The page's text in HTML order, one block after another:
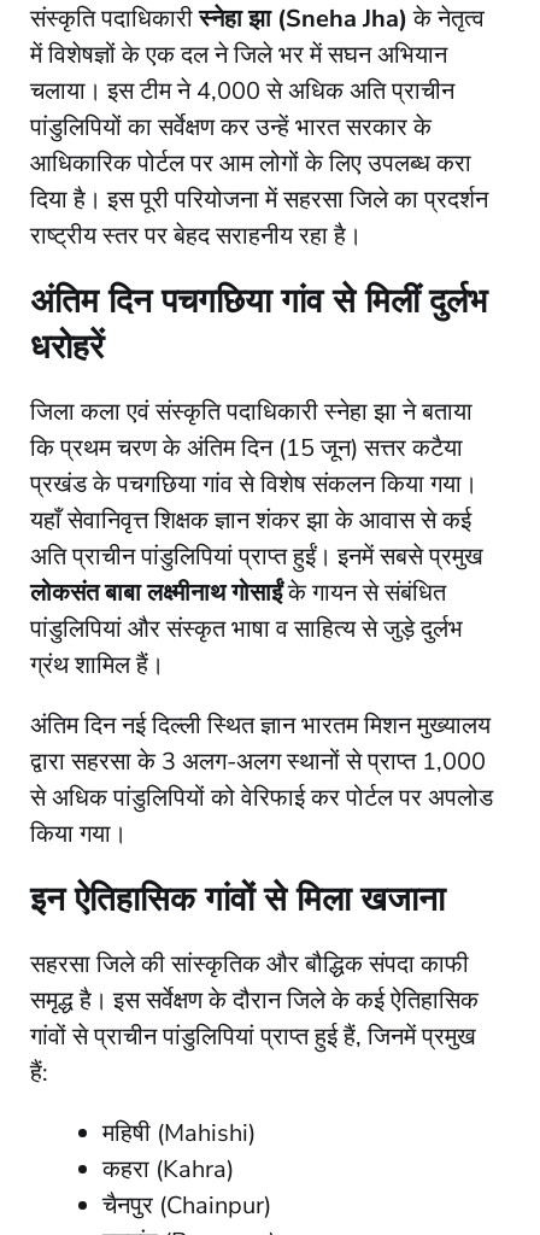
संस्कृति पदाधिकारीस्नेहा झा (Sneha Jha)के नेतृत्व
में विशेषज्ञों के एक दल ने जिले भर में सघन अभियान
चलाया। इस टीम ने 4,000 से अधिक अति प्राचीन
पांडुलिपियों का सर्वेक्षण कर उन्हें भारत सरकार के
आधिकारिक पोर्टल पर आम लोगों के लिए उपलब्ध करा
दिया है। इस पूरी परियोजना में सहरसा जिले का प्रदर्शन
राष्ट्रीय स्तर पर बेहद सराहनीय रहा है।
अंतिम दिन पचगछिया गांव से मिलीं दुर्लभ
धरोहरें
​जिला कला एवं संस्कृति पदाधिकारी स्नेहा झा ने बताया
कि प्रथम चरण के अंतिम दिन (15 जून) सत्तर कटैया
प्रखंड के पचगछिया गांव से विशेष संकलन किया गया।
यहाँ सेवानिवृत्त शिक्षक ज्ञान शंकर झा के आवास से कई
अति प्राचीन पांडुलिपियां प्राप्त हुईं। इनमें सबसे प्रमुख
लोकसंत बाबा लक्ष्मीनाथ गोसाईंके गायन से संबंधित
पांडुलिपियां और संस्कृत भाषा व साहित्य से जुड़े दुर्लभ
ग्रंथ शामिल हैं।
​अंतिम दिन नई दिल्ली स्थित ज्ञान भारतम मिशन मुख्यालय
द्वारा सहरसा के 3 अलग-अलग स्थानों से प्राप्त 1,000
से अधिक पांडुलिपियों को वेरिफाई कर पोर्टल पर अपलोड
किया गया।
इन ऐतिहासिक गांवों से मिला खजाना
​सहरसा जिले की सांस्कृतिक और बौद्धिक संपदा काफी
समृद्ध है। इस सर्वेक्षण के दौरान जिले के कई ऐतिहासिक
गांवों से प्राचीन पांडुलिपियां प्राप्त हुई हैं, जिनमें प्रमुख
हैं:
​महिषी (Mahishi)
​कहरा (Kahra)
​चैनपुर (Chainpur)